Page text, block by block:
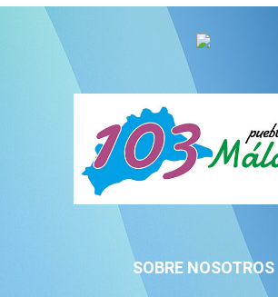
SOBRE NOSOTROS